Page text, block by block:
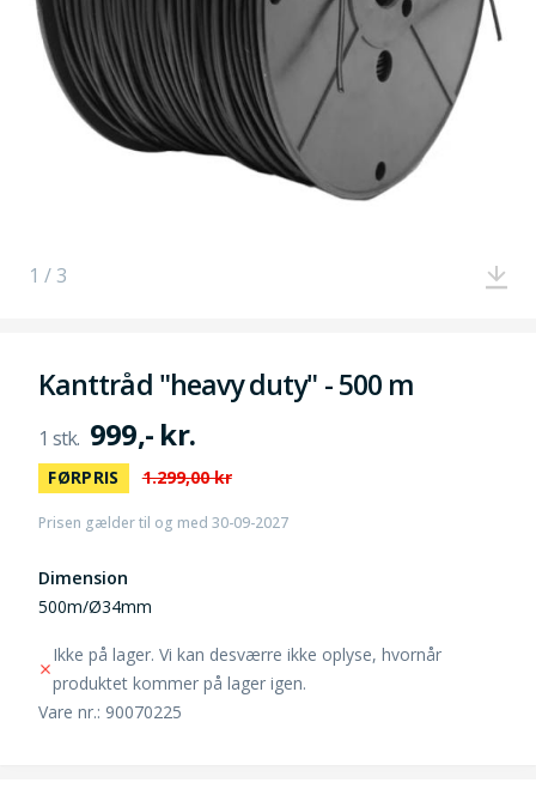
1 / 3
Kanttråd "heavy duty" - 500 m
999,- kr.
FØRPRIS 1.299,00 kr
Prisen gælder til og med 30-09-2027
Dimension
500m/Ø34mm
Ikke på lager. Vi kan desværre ikke oplyse, hvornår
produktet kommer på lager igen.
Vare nr.: 90070225